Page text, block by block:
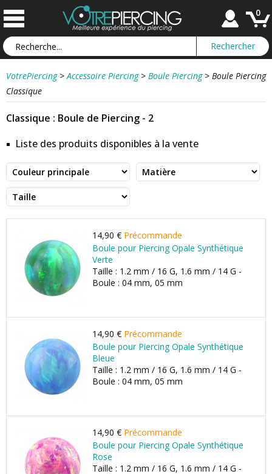
0
VotrePiercing > Accessoire Piercing > Boule Piercing > Boule Piercing
Classique
Classique : Boule de Piercing - 2
Liste des produits disponibles à la vente
14,90 € Précommande
Boule pour Piercing Opale Synthétique
Verte
Taille : 1.2 mm / 16 G, 1.6 mm / 14 G -
Boule : 04 mm, 05 mm
14,90 € Précommande
Boule pour Piercing Opale Synthétique
Bleue
Taille : 1.2 mm / 16 G, 1.6 mm / 14 G -
Boule : 04 mm, 05 mm
14,90 € Précommande
Boule pour Piercing Opale Synthétique
Rose
Taille : 1.2 mm / 16 G, 1.6 mm / 14 G -